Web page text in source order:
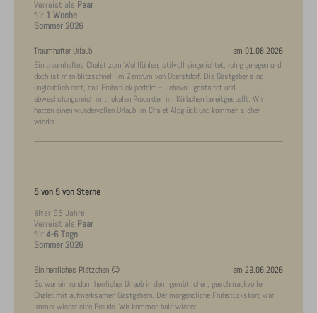
Verreist als Paar
für 1 Woche
Sommer 2026
am 01.08.2026
Traumhafter Urlaub
Ein traumhaftes Chalet zum Wohlfühlen, stilvoll eingerichtet, ruhig gelegen und
doch ist man blitzschnell im Zentrum von Oberstdorf. Die Gastgeber sind
unglaublich nett, das Frühstück perfekt – liebevoll gestaltet und
abwechslungsreich mit lokalen Produkten im Körbchen bereitgestellt. Wir
hatten einen wundervollen Urlaub im Chalet Alpglück und kommen sicher
wieder.
5 von 5 von Sterne
älter 65 Jahre
Verreist als Paar
für 4-6 Tage
Sommer 2026
am 29.06.2026
Ein herrliches Plätzchen 😊
Es war ein rundum herrlicher Urlaub in dem gemütlichen, geschmackvollen
Chalet mit aufmerksamen Gastgebern. Der morgendliche Frühstückskorb war
immer wieder eine Freude. Wir kommen bald wieder.